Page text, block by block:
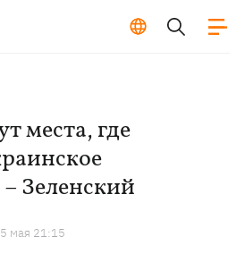
места, где
Зеленский
мая 21:15